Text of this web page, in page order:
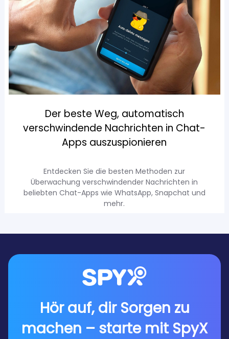
Der beste Weg, automatisch
verschwindende Nachrichten in Chat-
Apps auszuspionieren
Entdecken Sie die besten Methoden zur
Überwachung verschwindender Nachrichten in
beliebten Chat-Apps wie WhatsApp, Snapchat und
mehr.
Hör auf, dir Sorgen zu
machen – starte mit SpyX